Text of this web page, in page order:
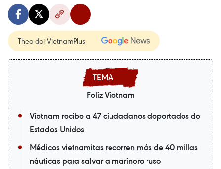
Theo dõi VietnamPlus
Feliz Vietnam
Vietnam recibe a 47 ciudadanos deportados de
Estados Unidos
Médicos vietnamitas recorren más de 40 millas
náuticas para salvar a marinero ruso